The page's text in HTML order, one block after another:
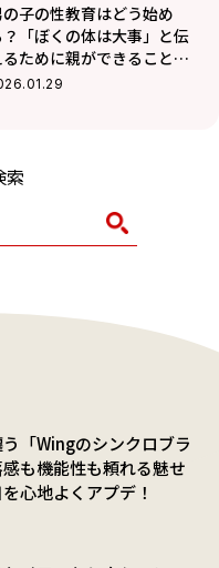
の子の性教育はどう始め
？「ぼくの体は大事」と伝
るために親ができること
師解説】
索
う「Wingのシンクロブラ
も機能性も頼れる魅せ
心地よくアプデ！